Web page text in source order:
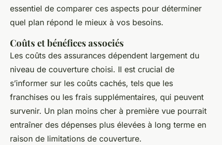
essentiel de comparer ces aspects pour déterminer
quel plan répond le mieux à vos besoins.
Coûts et bénéfices associés
Les coûts des assurances dépendent largement du
niveau de couverture choisi. Il est crucial de
s’informer sur les coûts cachés, tels que les
franchises ou les frais supplémentaires, qui peuvent
survenir. Un plan moins cher à première vue pourrait
entraîner des dépenses plus élevées à long terme en
raison de limitations de couverture.